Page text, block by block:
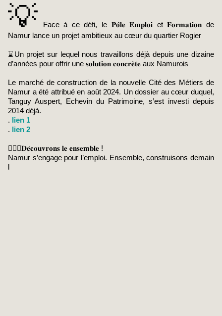
💡
Face à ce défi, le 𝐏𝐨̂𝐥𝐞 𝐄𝐦𝐩𝐥𝐨𝐢 et 𝐅𝐨𝐫𝐦𝐚𝐭𝐢𝐨𝐧 de
Namur lance un projet ambitieux au cœur du quartier Rogier
⌛️Un projet sur lequel nous travaillons déjà depuis une dizaine
d’années pour offrir une 𝐬𝐨𝐥𝐮𝐭𝐢𝐨𝐧 𝐜𝐨𝐧𝐜𝐫𝐞̀𝐭𝐞 aux Namurois
Le marché de construction de la nouvelle Cité des Métiers de
Namur a été attribué en août 2024. Un dossier au cœur duquel,
Tanguy Auspert, Echevin du Patrimoine, s’est investi depuis
2014 déjà.
. lien 1
. lien 2
🙋🏻‍♂️𝐃𝐞́𝐜𝐨𝐮𝐯𝐫𝐨𝐧𝐬 𝐥𝐞 𝐞𝐧𝐬𝐞𝐦𝐛𝐥𝐞 !
Namur s’engage pour l’emploi. Ensemble, construisons demain
l